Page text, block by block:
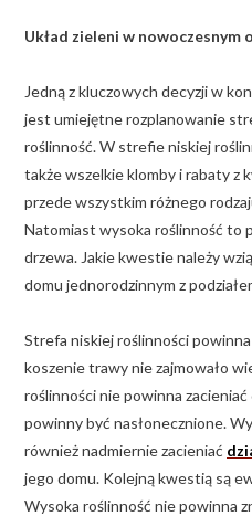
Układ zieleni w nowoczesnym
Jedną z kluczowych decyzji w
jest umiejętne rozplanowanie
roślinność. W strefie niskiej
także wszelkie klomby i rabaty z
przede wszystkim różnego
Natomiast wysoka roślinność to
drzewa. Jakie kwestie należy
domu jednorodzinnym z
Strefa niskiej roślinności
koszenie trawy nie zajmowało
roślinności nie powinna
powinny być nasłonecznione.
również nadmiernie zacieniać
jego domu. Kolejną kwestią są
Wysoka roślinność nie powinna